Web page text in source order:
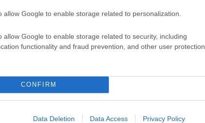
allow Google to enable storage related to personalization.
allow Google to enable storage related to security, including
functionality and fraud prevention, and other user protection.
CONFIRM
Data Deletion Data Access Privacy Policy